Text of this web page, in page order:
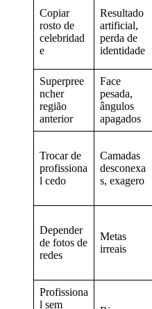
Copiar
rosto de
celebridad
e
Resultado
artificial,
perda de
identidade
Superpree
ncher
região
anterior
Face
pesada,
ângulos
apagados
Trocar de
profissiona
l cedo
Camadas
desconexa
s, exagero
Depender
de fotos de
redes
Metas
irreais
Profissiona
l sem